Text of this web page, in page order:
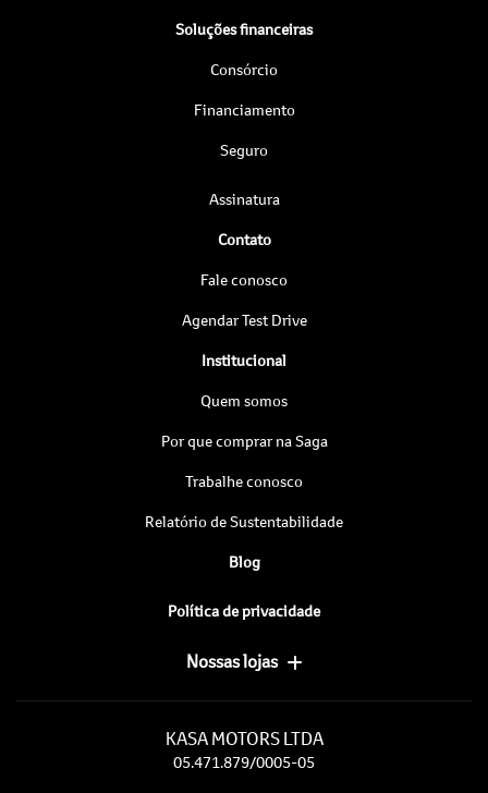
Soluções financeiras
Consórcio
Financiamento
Seguro
Assinatura
Contato
Fale conosco
Agendar Test Drive
Institucional
Quem somos
Por que comprar na Saga
Trabalhe conosco
Relatório de Sustentabilidade
Blog
Política de privacidade
Nossas lojas
KASA MOTORS LTDA
05.471.879/0005-05